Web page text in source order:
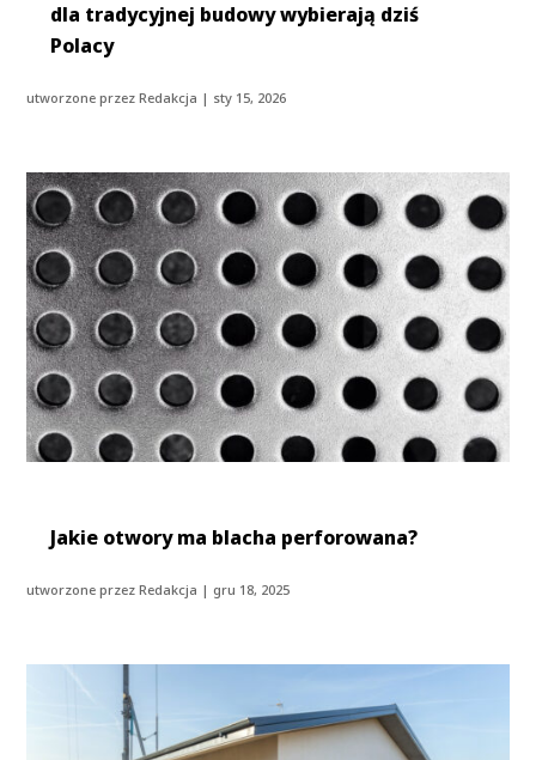
dla tradycyjnej budowy wybierają dziś
Polacy
utworzone przezRedakcja | sty 15, 2026
Jakie otwory ma blacha perforowana?
utworzone przezRedakcja | gru 18, 2025